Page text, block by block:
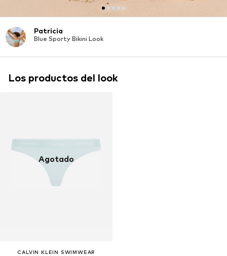
Patricia
Blue Sporty Bikini Look
Los productos del look
Agotado
CALVIN KLEIN SWIMWEAR